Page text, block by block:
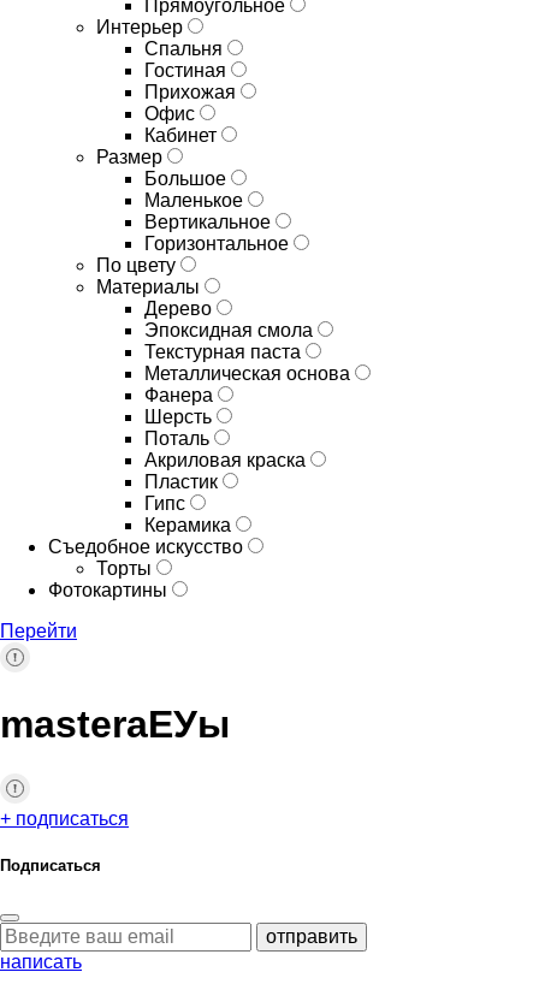
Прямоугольное
Интерьер
Спальня
Гостиная
Прихожая
Офис
Кабинет
Размер
Большое
Маленькое
Вертикальное
Горизонтальное
По цвету
Материалы
Дерево
Эпоксидная смола
Текстурная паста
Металлическая основа
Фанера
Шерсть
Поталь
Акриловая краска
Пластик
Гипс
Керамика
Съедобное искусство
Торты
Фотокартины
Перейти
masteraЕУы
+ подписаться
Подписаться
отправить
написать